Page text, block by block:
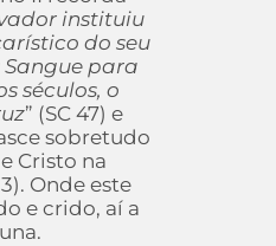
instituiu
do seu
Sangue para
séculos, o
” (SC 47) e
sobretudo
Cristo na
Onde este
e crido, aí a